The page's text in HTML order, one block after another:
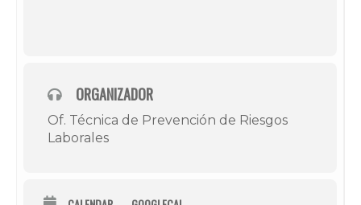
ORGANIZADOR
Of. Técnica de Prevención de Riesgos
Laborales